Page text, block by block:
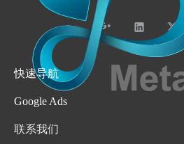
快速导航
Google Ads
联系我们